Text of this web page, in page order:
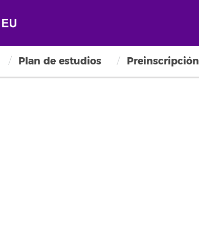
Plan de estudios Preinscripción